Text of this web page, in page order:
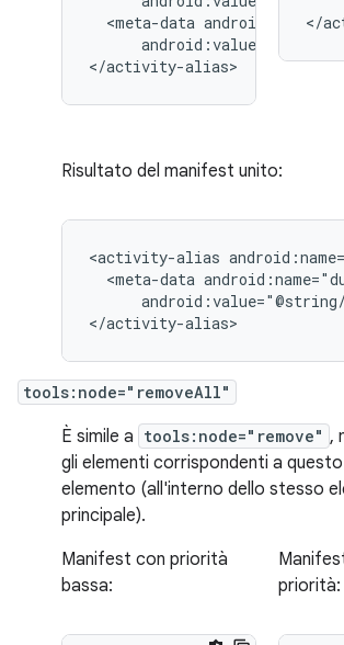
<meta-data
android:value="@string/
</activity-alias>
</
Risultato del manifest unito:
<activity-alias
<meta-data
</activity-alias>
tools:node="removeAll"
È simile a tools:node="remove" ,
gli elementi corrispondenti a
elemento (all'interno dello stesso
principale).
Manifest con priorità
bassa:
priorità: